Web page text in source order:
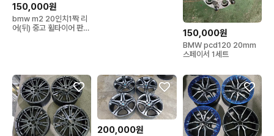
150,000원
bmw m2 20인치1짝 리
어(뒤) 중고 휠타이어 판매
150,000원
BMW pcd120 20mm
스페이서 1세트
200,000원